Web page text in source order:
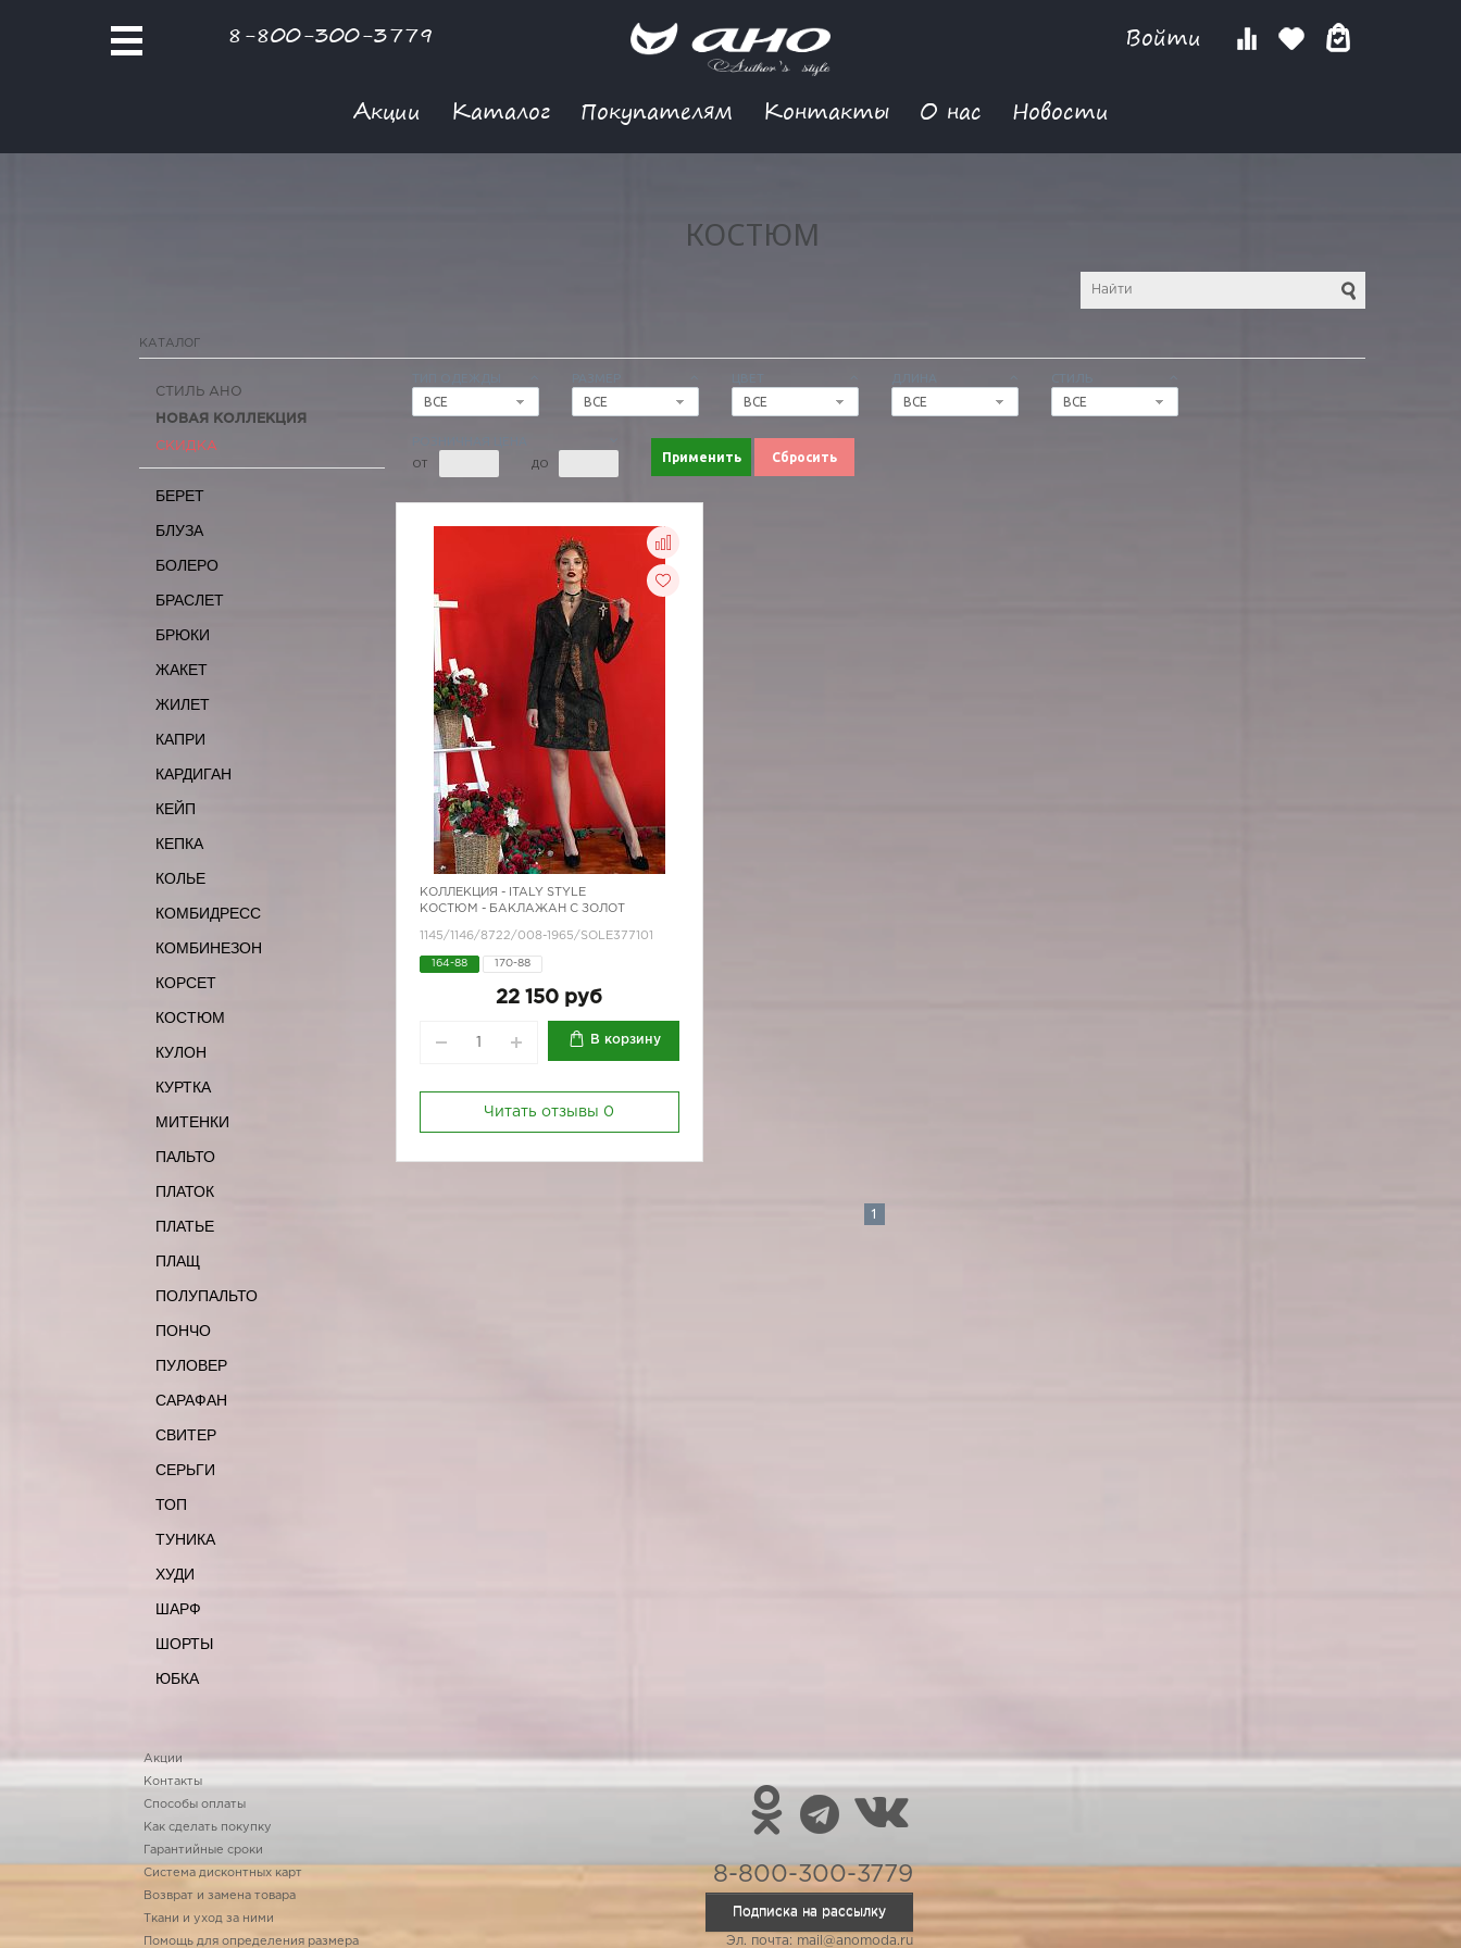
8-800-300-3779 Войти
Акции Каталог Покупателям Контакты О нас Новости
КОСТЮМ
КАТАЛОГ
ВСЕ
ВСЕ
ВСЕ
ВСЕ
СТИЛЬ
ВСЕ
ОТ ДО Применить Сбросить
СТИЛЬ АНО
НОВАЯ КОЛЛЕКЦИЯ
СКИДКА
БЕРЕТ
БЛУЗА
БОЛЕРО
БРАСЛЕТ
БРЮКИ
ЖАКЕТ
ЖИЛЕТ
КАПРИ
КАРДИГАН
КЕЙП
КЕПКА
КОЛЬЕ
КОМБИДРЕСС
КОМБИНЕЗОН
КОРСЕТ
КОСТЮМ
КУЛОН
КУРТКА
МИТЕНКИ
ПАЛЬТО
ПЛАТОК
ПЛАТЬЕ
ПЛАЩ
ПОЛУПАЛЬТО
ПОНЧО
ПУЛОВЕР
САРАФАН
СВИТЕР
СЕРЬГИ
ТОП
ТУНИКА
ХУДИ
ШАРФ
ШОРТЫ
ЮБКА
КОЛЛЕКЦИЯ -
ITALY STYLE
КОСТЮМ - БАКЛАЖАН С ЗОЛОТ
1145/1146/8722/008-1965/SOLE377101
164-88 170-88
22 150 руб
В корзину
Читать отзывы 0
1
Акции
Контакты
Способы оплаты
Как сделать покупку
Гарантийные сроки
Система дисконтных карт
Возврат и замена товара
Ткани и уход за ними
Помощь для определения размера
8-800-300-3779
Подписка на рассылку
Эл. почта: mail@anomoda.ru